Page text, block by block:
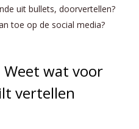
uit bullets, doorvertellen?
toe op de social media?
wat voor
vertellen